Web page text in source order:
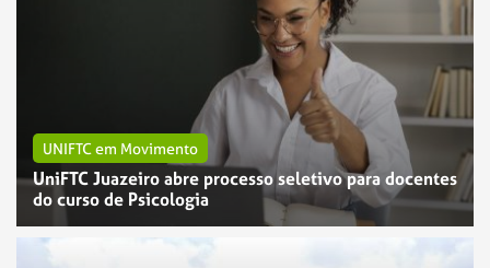
UNIFTC em Movimento
UniFTC Juazeiro abre processo seletivo para docentes
do curso de Psicologia